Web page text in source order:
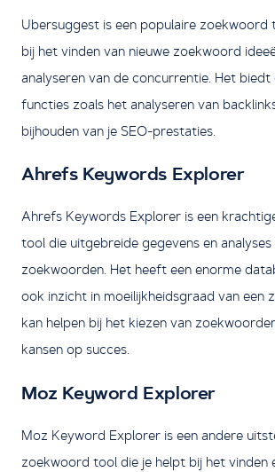
Ubersuggest is een populaire zoekwoord
bij het vinden van nieuwe zoekwoord
analyseren van de concurrentie. Het
functies zoals het analyseren van
bijhouden van je SEO-prestaties.
Ahrefs Keywords Explorer
Ahrefs Keywords Explorer is een
tool die uitgebreide gegevens en
zoekwoorden. Het heeft een enorme
ook inzicht in moeilijkheidsgraad van een
kan helpen bij het kiezen van
kansen op succes.
Moz Keyword Explorer
Moz Keyword Explorer is een andere
zoekwoord tool die je helpt bij het vinden